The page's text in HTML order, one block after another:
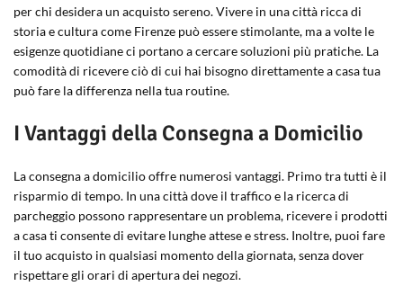
per chi desidera un acquisto sereno. Vivere in una città ricca di
storia e cultura come Firenze può essere stimolante, ma a volte le
esigenze quotidiane ci portano a cercare soluzioni più pratiche. La
comodità di ricevere ciò di cui hai bisogno direttamente a casa tua
può fare la differenza nella tua routine.
I Vantaggi della Consegna a Domicilio
La consegna a domicilio offre numerosi vantaggi. Primo tra tutti è il
risparmio di tempo. In una città dove il traffico e la ricerca di
parcheggio possono rappresentare un problema, ricevere i prodotti
a casa ti consente di evitare lunghe attese e stress. Inoltre, puoi fare
il tuo acquisto in qualsiasi momento della giornata, senza dover
rispettare gli orari di apertura dei negozi.